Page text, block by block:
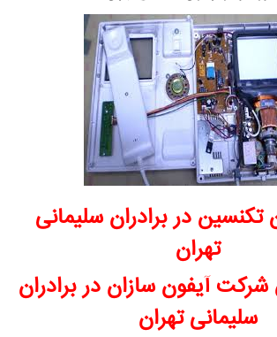
تکنسین در برادران سلیمانی
تهران
آیفون سازان در برادران
سلیمانی تهران